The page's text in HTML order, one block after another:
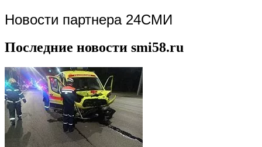
Новости партнера 24СМИ
Последние новости smi58.ru